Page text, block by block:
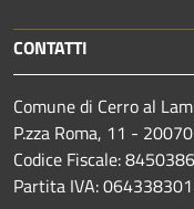
CONTATTI
Comune di Cerro al
P.zza Roma, 11 -
Codice Fiscale:
Partita IVA: